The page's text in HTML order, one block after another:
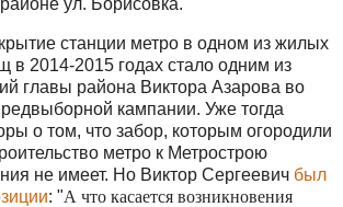
ул. Борисовка.
станции метро в одном из жилых
в 2014-2015 годах стало одним из
главы района Виктора Азарова во
кампании. Уже тогда
о том, что забор, которым огородили
метро к Метрострою
не имеет. Но Виктор Сергеевич был
: "А что касается возникновения